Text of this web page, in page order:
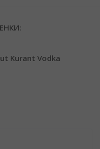
Kurant Vodka